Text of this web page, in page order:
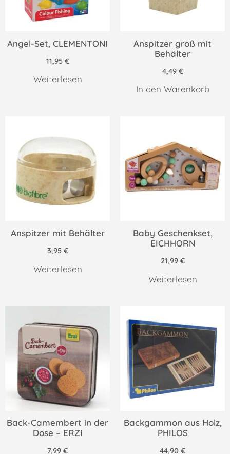
Angel-Set, CLEMENTONI
11,95 €
Weiterlesen
Anspitzer groß mit
Behälter
4,49 €
In den Warenkorb
Anspitzer mit Behälter
3,95 €
Weiterlesen
Baby Geschenkset,
EICHHORN
21,99 €
Weiterlesen
Back-Camembert in der
Dose – ERZI
7,99 €
Backgammon aus Holz,
PHILOS
44,90 €